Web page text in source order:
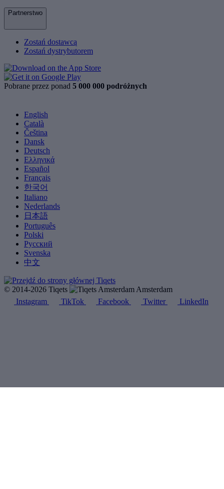
Partnerstwo
Zostań dostawcą
Zostań dystrybutorem
Pobrane przez ponad 5 000 000 podróżnych
English
Català
Čeština
Dansk
Deutsch
Ελληνικά
Español
Français
한국어
Italiano
Nederlands
日本語
Português
Polski
Русский
Svenska
中文
© 2014-2026 Tiqets
Amsterdam
Instagram
TikTok Facebook Twitter LinkedIn